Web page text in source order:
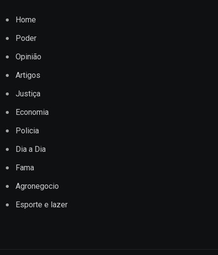
Home
Poder
Opinião
Artigos
Justiça
Economia
Policia
Dia a Dia
Fama
Agronegocio
Esporte e lazer